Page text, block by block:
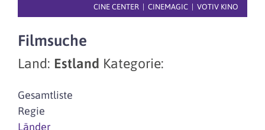
CINE CENTER | CINEMAGIC | VOTIV KINO
Filmsuche
Land: Estland Kategorie:
Gesamtliste
Regie
Länder